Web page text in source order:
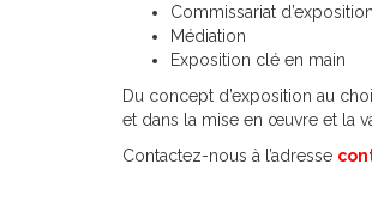
Commissariat d’exposition
Médiation
Exposition clé en main
Du concept d’exposition au
et dans la mise en œuvre et la
Contactez-nous à l’adresse